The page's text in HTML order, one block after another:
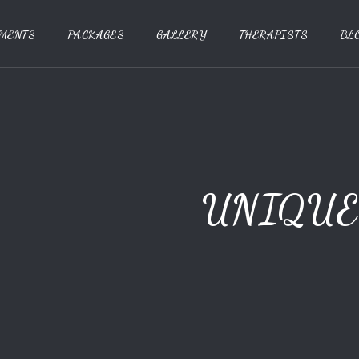
PACKAGES GALLERY THERAPISTS
UNIQUE